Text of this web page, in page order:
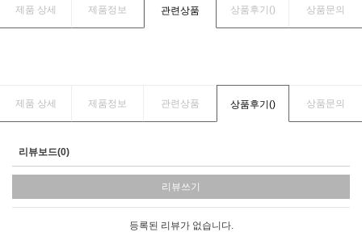
제품 상세 제품정보 관련상품 상품후기() 상품문의
제품 상세 제품정보 관련상품 상품후기() 상품문의
리뷰보드(0)
리뷰쓰기
등록된 리뷰가 없습니다.